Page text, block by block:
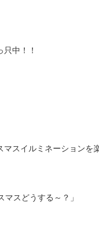
中！！
スイルミネーションを
マスどうする～？」